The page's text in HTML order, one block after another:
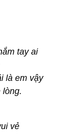
tay ai
là em vậy
lòng.
vẻ